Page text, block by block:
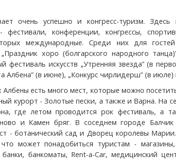
очень успешно и конгресс-туризм. Здесь
фестивали, конференции, конгрессы,
международные. Среди них для гостей
хоро (болгарского народного
фестиваль искусств „Утренняя звезда” (в
Албена” (в июне), „Конкурс чирлидерш” (в июле)
Албены есть много мест, которые можно
курорт - Золотые пески, а также и Варна. На
где летом проводится рок фестиваль, а
и Камен бряг. В соседнем городе Балчик
- ботанический сад и Дворец королевы
может понадобиться туристам -
банки, банкоматы, Rent-a-Car, медицинский